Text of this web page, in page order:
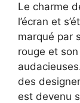
Le charme
l’écran et
marqué par
rouge et
des
est devenu